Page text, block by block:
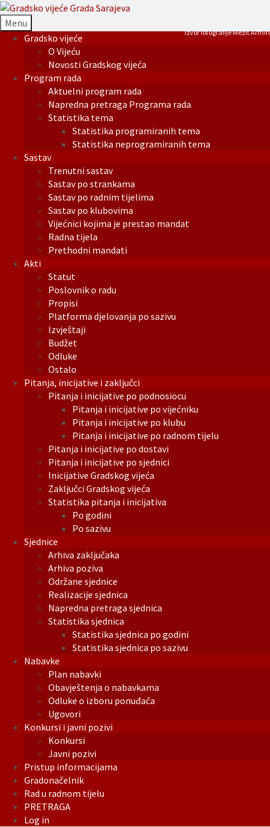
Menu
Gradsko vijeće
O Vijeću
Novosti Gradskog vijeća
Program rada
Aktuelni program rada
Napredna pretraga Programa rada
Statistika tema
Statistika programiranih tema
Statistika neprogramiranih tema
Sastav
Trenutni sastav
Sastav po strankama
Sastav po radnim tijelima
Sastav po klubovima
Vijećnici kojima je prestao mandat
Radna tijela
Prethodni mandati
Akti
Statut
Poslovnik o radu
Propisi
Platforma djelovanja po sazivu
Izvještaji
Budžet
Odluke
Ostalo
Pitanja, inicijative i zaključci
Pitanja i inicijative po podnosiocu
Pitanja i inicijative po vijećniku
Pitanja i inicijative po klubu
Pitanja i inicijative po radnom tijelu
Pitanja i inicijative po dostavi
Pitanja i inicijative po sjednici
Inicijative Gradskog vijeća
Zaključci Gradskog vijeća
Statistika pitanja i inicijativa
Po godini
Po sazivu
Sjednice
Arhiva zaključaka
Arhiva poziva
Održane sjednice
Realizacije sjednica
Napredna pretraga sjednica
Statistika sjednica
Statistika sjednica po godini
Statistika sjednica po sazivu
Nabavke
Plan nabavki
Obavještenja o nabavkama
Odluke o izboru ponuđača
Ugovori
Konkursi i javni pozivi
Konkursi
Javni pozivi
Pristup informacijama
Gradonačelnik
Rad u radnom tijelu
PRETRAGA
Log in
Izvor fotografije Mezit Armin